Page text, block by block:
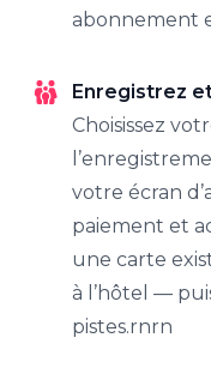
abonnement
Enregistrez
Choisissez
votre écran
paiement et
une carte
à l’hôtel —
pistes.rnrn